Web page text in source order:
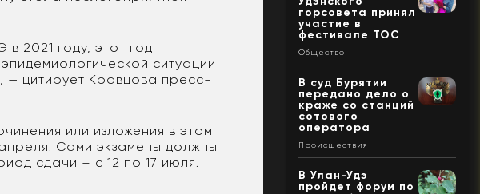
2021 году, этот год
ситуации
— цитирует Кравцова пресс-
или изложения в этом
Сами экзамены должны
сдачи – с 12 по 17 июля.
горсовета принял
участие в
фестивале ТОС
Общество
В суд Бурятии
передано дело о
краже со станций
сотового
оператора
Происшествия
В Улан-Удэ
пройдет форум по